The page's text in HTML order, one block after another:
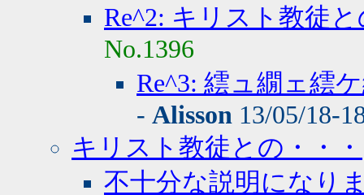
Re^2: キリスト教徒
No.1396
Re^3: 繧ュ繝ェ
- Alisson 13/05/18-
キリスト教徒との・・・
不十分な説明になり